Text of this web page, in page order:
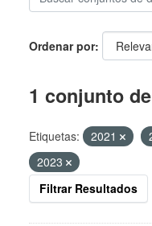
Ordenar por
1 conjunto
Etiquetas: 2021
2023
Filtrar Resultados